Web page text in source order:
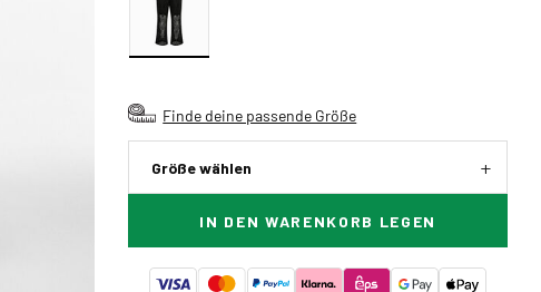
Finde deine passende Größe
Größe wählen
IN DEN WARENKORB LEGEN